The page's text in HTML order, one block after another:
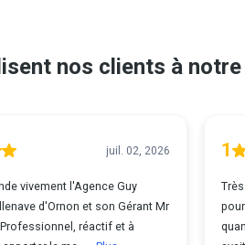
nos clients à
juil. 02, 2026
vivement l'Agence Guy
d'Ornon et son Gérant Mr
réactif et à
1